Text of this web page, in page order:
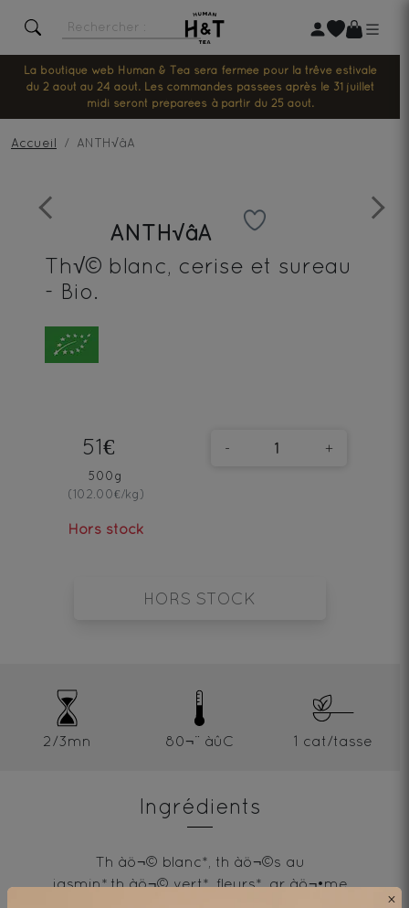
La boutique web Human & Tea sera fermée pour la trêve estivale
du 2 août au 24 août. Les commandes passées après le 31 juillet
midi seront préparées à partir du 25 août.
Accueil ANTH√âA
Previous Next
ANTH√âA
Th√© blanc, cerise et sureau
- Bio.
51€
500g
(102.00€/kg)
Hors stock
- +
HORS STOCK
2/3mn 80¬¨‚àûC 1 cat/tasse
Ingrédients
Th‚àö¬© blanc*, th‚àö¬©s au
jasmin*,th‚àö¬© vert*, fleurs*, ar‚àö¬•me
×